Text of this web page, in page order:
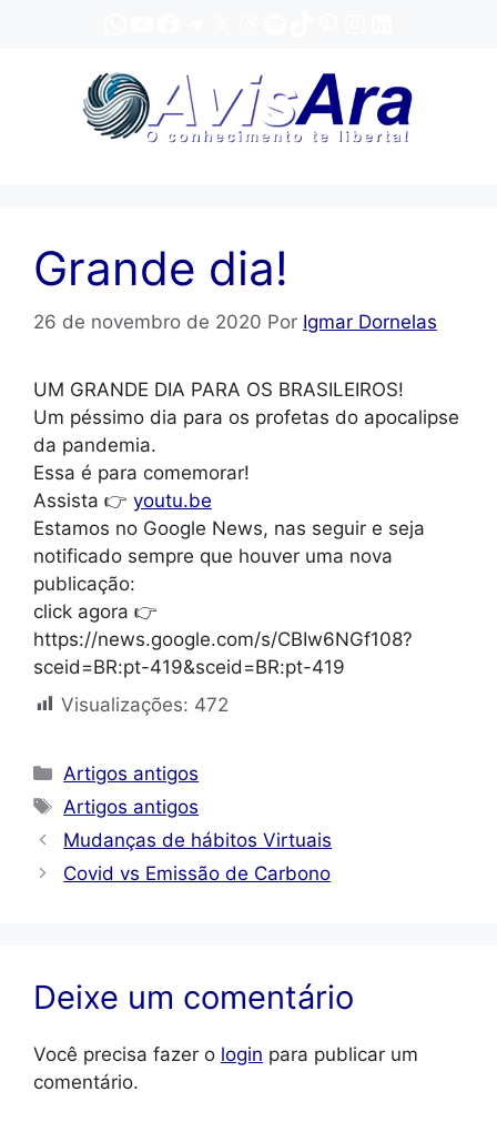
Grande dia!
26 de novembro de 2020 Por Igmar Dornelas
UM GRANDE DIA PARA OS BRASILEIROS!
Um péssimo dia para os profetas do apocalipse
da pandemia.
Essa é para comemorar!
Assista 👉 youtu.be
Estamos no Google News, nas seguir e seja
notificado sempre que houver uma nova
publicação:
click agora 👉
https://news.google.com/s/CBIw6NGf108?
sceid=BR:pt-419&sceid=BR:pt-419
Visualizações: 472
Categorias
Artigos antigos
Tags
Artigos antigos
Mudanças de hábitos Virtuais
Covid vs Emissão de Carbono
Deixe um comentário
Você precisa fazer o login para publicar um
comentário.